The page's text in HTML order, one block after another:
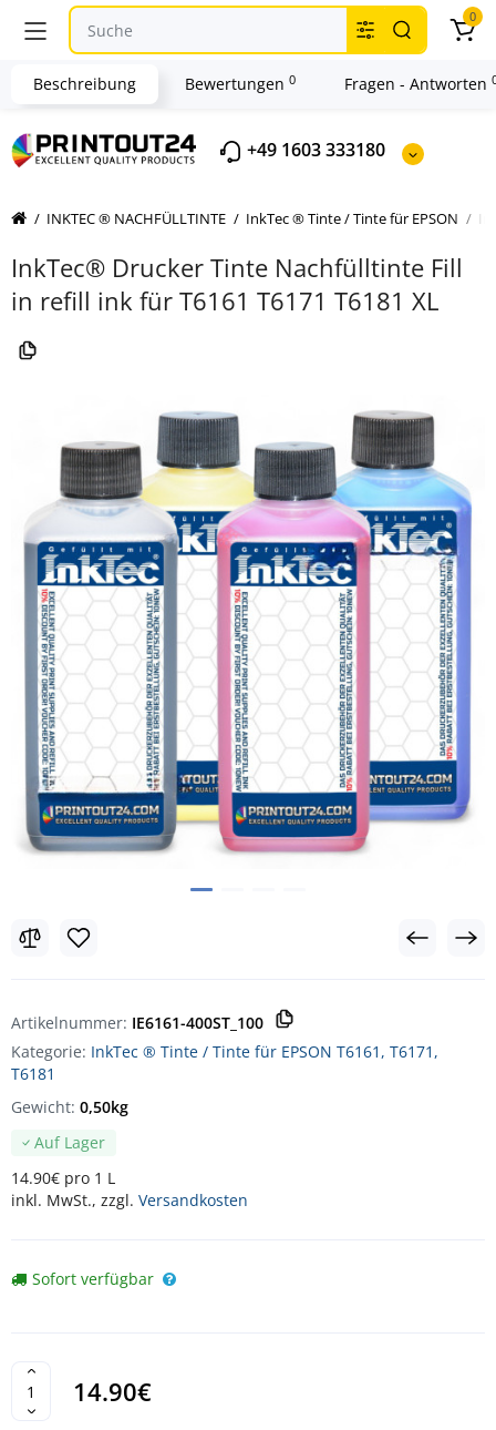
+49 1603 333180
0
INKTEC ® NACHFÜLLTINTE InkTec ® Tinte / Tinte für EPSON
InkTec® Drucker Tinte Nachfülltinte Fill
in refill ink für T6161 T6171 T6181 XL
Artikelnummer: IE6161-400ST_100
Kategorie: InkTec ® Tinte / Tinte für EPSON T6161, T6171,
T6181
Auf Lager
14.90€ pro 1 L
inkl. MwSt., zzgl. Versandkosten
Gewicht: 0,50kg
Sofort verfügbar
14.90€
Beschreibung Bewertungen 0 Fragen - Antworten